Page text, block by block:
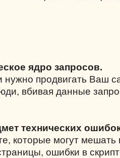
ядро запросов.
продвигать Ваш
вбивая данные
технических
которые могут
ошибки в